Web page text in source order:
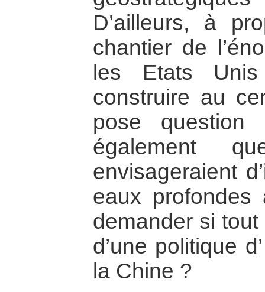
D’ailleurs, à
chantier de
les Etats
construire au
pose
également
envisageraient
eaux
demander si
d’une politique
la Chine ?